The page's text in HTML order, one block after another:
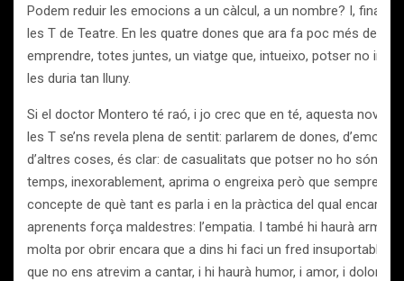
Podem reduir les emocions a un càlcul, a un nombre? I,
les T de Teatre. En les quatre dones que ara fa poc més de
emprendre, totes juntes, un viatge que, intueixo, potser no
les duria tan lluny.
Si el doctor Montero té raó, i jo crec que en té, aquesta nova
les T se’ns revela plena de sentit: parlarem de dones,
d’altres coses, és clar: de casualitats que potser no ho són del
temps, inexorablement, aprima o engreixa però que sempre
concepte de què tant es parla i en la pràctica del qual encara
aprenents força maldestres: l’empatia. I també hi haurà
molta por obrir encara que a dins hi faci un fred insuportable, i
que no ens atrevim a cantar, i hi haurà humor, i amor, i dolor i